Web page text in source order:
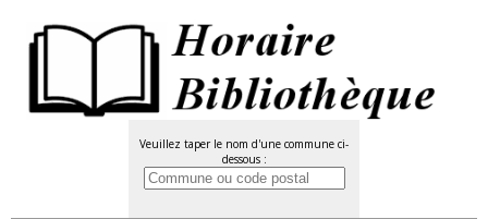
Veuillez taper le nom d'une commune ci-
dessous :